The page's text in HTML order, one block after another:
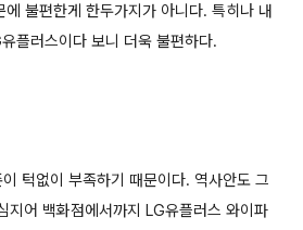
불편한게 한두가지가 아니다. 특히나 내
플러스이다 보니 더욱 불편하다.
턱없이 부족하기 때문이다. 역사안도 그
지어 백화점에서까지 LG유플러스 와이파